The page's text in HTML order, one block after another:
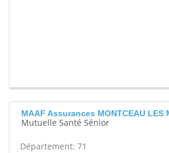
MAAF Assurances MONTCEAU LES
Mutuelle Santé Sénior
Département: 71